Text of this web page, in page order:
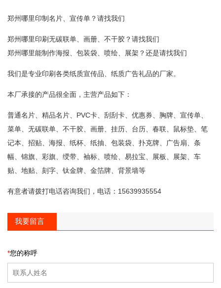
郑州哪里印制名片、宣传单？请找我们
郑州哪里印刷无碳联单、画册、不干胶？请找我们
郑州哪里能制作海报、包装袋、喷绘、展架？还是请找我们
我们是专业印刷各类纸质宣传品、纸质广告礼品的厂家。
本厂承接的产品很全面，主营产品如下：
普通名片、精品名片、PVC卡、刮刮卡、优惠券、胸牌、宣传单、
菜单、无碳联单、不干胶、画册、挂历、台历、春联、鼠标垫、笔
记本、招贴、海报、纸杯、纸抽、包装袋、扑克牌、广告扇、条
幅、锦旗、彩旗、绶带、袖标、喷绘、易拉宝、展板、展架、车
贴、地贴、刻字、钛金牌、金箔牌、背景墙等
有意者请拨打电话咨询我们，电话：15639935554
我要留言
*您的称呼